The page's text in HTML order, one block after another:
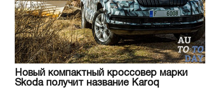
Новый компактный кроссовер марки
Skoda получит название Karoq